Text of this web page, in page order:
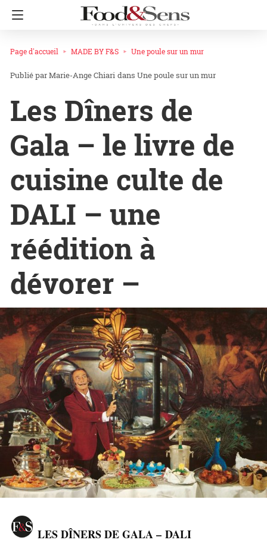
Page d'accueil MADE BY F&S Une poule sur un mur
Marie-Ange Chiari dans Une poule sur un mur
Les Dîners de
Gala – le livre de
cuisine culte de
DALI – une
réédition à
dévorer –
LES DÎNERS DE GALA – DALI